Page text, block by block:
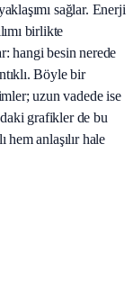
sağlar. Enerji
birlikte
hangi besin nerede
Böyle bir
uzun vadede ise
grafikler de bu
hem anlaşılır hale